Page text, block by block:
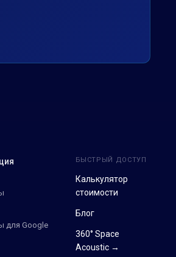
для Google
БЫСТРЫЙ ДОСТУП
Калькулятор
стоимости
Блог
360° Space
Acoustic →